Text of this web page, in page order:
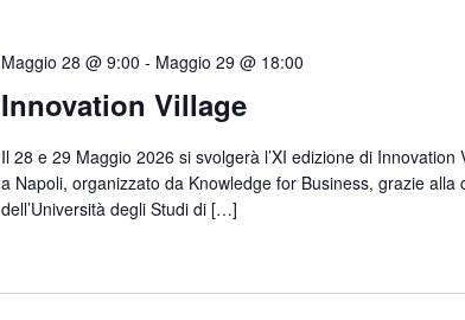
Innovation Village
Maggio 28 @ 9:00 - Maggio 29 @ 18:00
Il 28 e 29 Maggio 2026 si svolgerà l’XI edizione di Innovation
a Napoli, organizzato da Knowledge for Business, grazie alla
dell’Università degli Studi di […]